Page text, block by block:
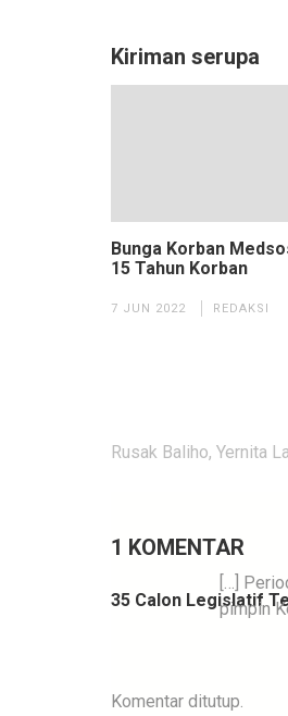
Kiriman serupa
Bunga Korban
15 Tahun Korban
7 JUN 2022 REDAKSI
Navigasi
Rusak Baliho, Yernita
1 KOMENTAR
35 Calon Legislatif
[…]
pimpin
Komentar ditutup.